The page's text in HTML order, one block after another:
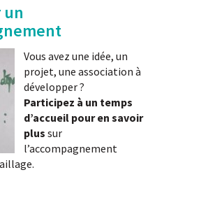
un
Vous avez une idée, un
projet, une association à
développer ?
Participez à un temps
d’accueil pour en savoir
plus sur
l’accompagnement